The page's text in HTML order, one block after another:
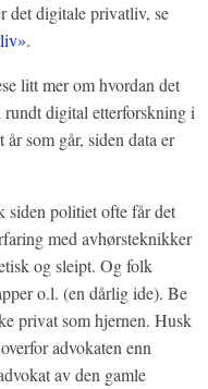
det digitale privatliv, se
.
litt mer om hvordan det
digital etterforskning i
som går, siden data er
siden politiet ofte får det
med avhørsteknikker
og sleipt. Og folk
o.l. (en dårlig ide). Be
privat som hjernen. Husk
advokaten enn
av den gamle